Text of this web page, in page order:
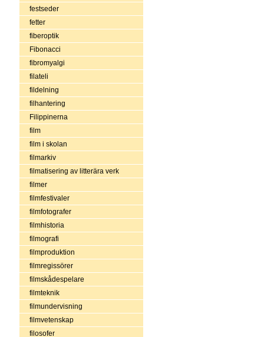
festseder
fetter
fiberoptik
Fibonacci
fibromyalgi
filateli
fildelning
filhantering
Filippinerna
film
film i skolan
filmarkiv
filmatisering av litterära verk
filmer
filmfestivaler
filmfotografer
filmhistoria
filmografi
filmproduktion
filmregissörer
filmskådespelare
filmteknik
filmundervisning
filmvetenskap
filosofer